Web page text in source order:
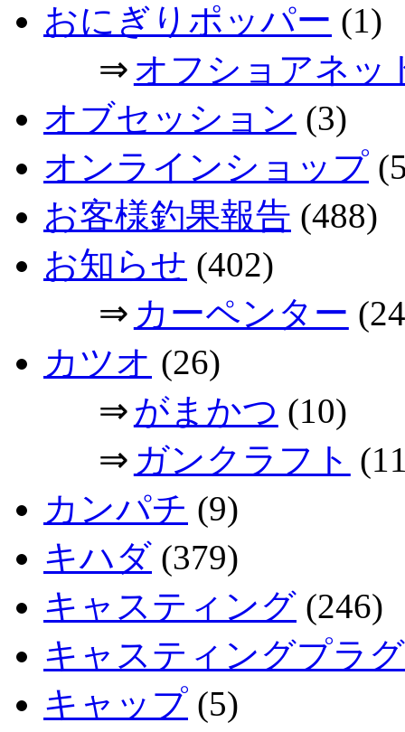
おにぎりポッパー (1)
⇒ オフショアネッ
オブセッション (3)
オンラインショップ
お客様釣果報告 (488)
お知らせ (402)
⇒ カーペンター
カツオ (26)
⇒ がまかつ (10)
⇒ ガンクラフト
カンパチ (9)
キハダ (379)
キャスティング (246)
キャスティングプラ
キャップ (5)